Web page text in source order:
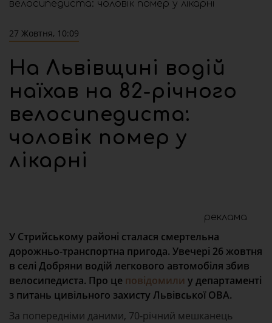
27 Жовтня, 10:09
На Львівщині водій
наїхав на 82-річного
велосипедиста:
чоловік помер у
лікарні
реклама
У Стрийському районі сталася смертельна
дорожньо-транспортна пригода. Увечері 26 жовтня
в селі Добряни водій легкового автомобіля збив
велосипедиста. Про це повідомили у департаменті
з питань цивільного захисту Львівської ОВА.
За попередніми даними, 70-річний мешканець